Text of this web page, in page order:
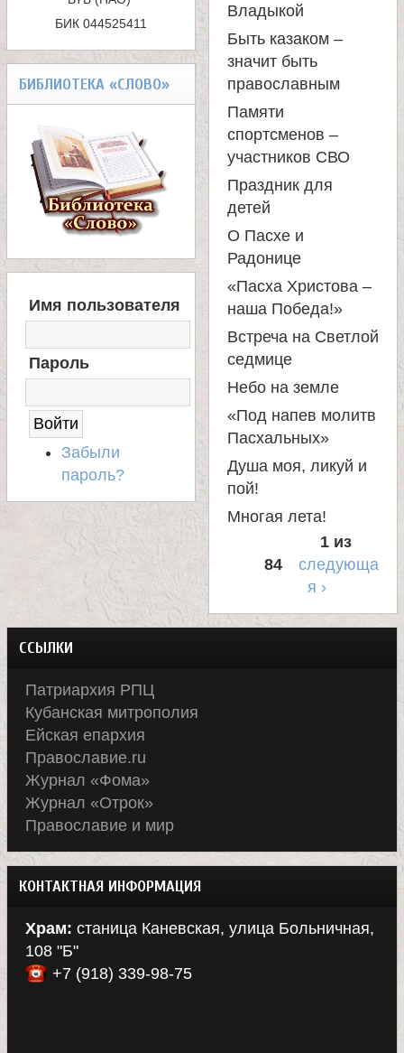
БИК 044525411
БИБЛИОТЕКА «СЛОВО»
Д
С
Имя пользователя
Пароль
Забыли
пароль?
а
Владыкой
Быть казаком –
значит быть
православным
Памяти
спортсменов –
участников СВО
Праздник для
детей
О Пасхе и
Радонице
«Пасха Христова –
наша Победа!»
Встреча на Светлой
седмице
Небо на земле
«Под напев молитв
Пасхальных»
Душа моя, ликуй и
пой!
Многая лета!
1 из
84
следующа
я ›
ССЫЛКИ
Патриархия РПЦ
Кубанская митрополия
Ейская епархия
Православие.ru
Журнал «Фома»
Журнал «Отрок»
Православие и мир
КОНТАКТНАЯ ИНФОРМАЦИЯ
Храм: станица Каневская, улица Больничная,
108 "Б"
+7 (918) 339-98-75